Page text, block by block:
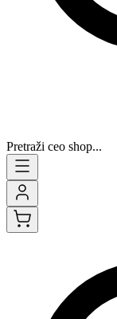
Pretraži ceo shop...